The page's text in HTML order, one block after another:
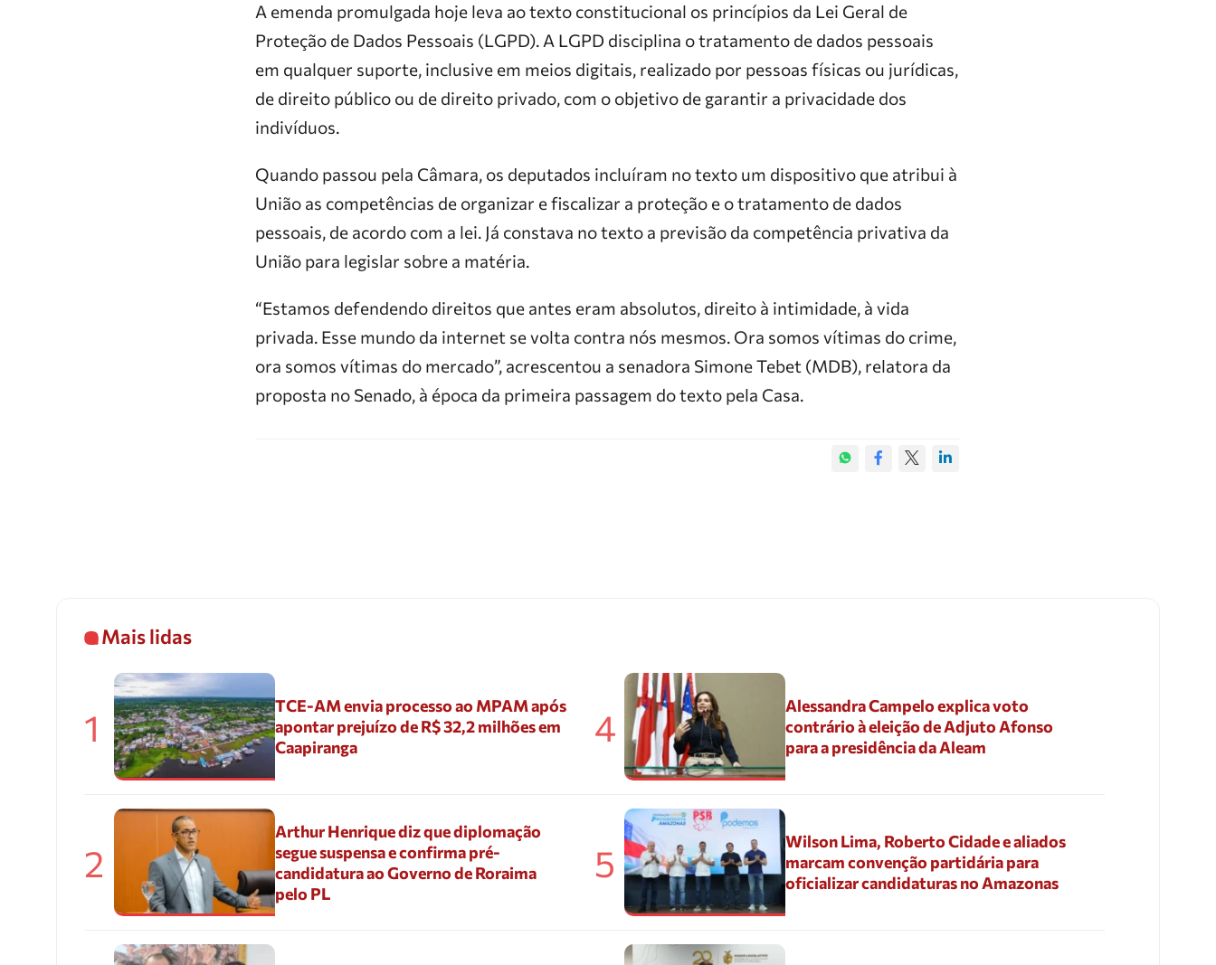
A emenda promulgada hoje leva ao texto constitucional os princípios da Lei Geral de
Proteção de Dados Pessoais (LGPD). A LGPD disciplina o tratamento de dados pessoais
em qualquer suporte, inclusive em meios digitais, realizado por pessoas físicas ou jurídicas,
de direito público ou de direito privado, com o objetivo de garantir a privacidade dos
indivíduos.
Quando passou pela Câmara, os deputados incluíram no texto um dispositivo que atribui à
União as competências de organizar e fiscalizar a proteção e o tratamento de dados
pessoais, de acordo com a lei. Já constava no texto a previsão da competência privativa da
União para legislar sobre a matéria.
“Estamos defendendo direitos que antes eram absolutos, direito à intimidade, à vida
privada. Esse mundo da internet se volta contra nós mesmos. Ora somos vítimas do crime,
ora somos vítimas do mercado”, acrescentou a senadora Simone Tebet (MDB), relatora da
proposta no Senado, à época da primeira passagem do texto pela Casa.
Mais lidas
1
TCE-AM envia processo ao MPAM após
apontar prejuízo de R$ 32,2 milhões em
Caapiranga
2
Arthur Henrique diz que diplomação
segue suspensa e confirma pré-
candidatura ao Governo de Roraima
pelo PL
4
Alessandra Campelo explica voto
contrário à eleição de Adjuto Afonso
para a presidência da Aleam
5
Wilson Lima, Roberto Cidade e aliados
marcam convenção partidária para
oficializar candidaturas no Amazonas